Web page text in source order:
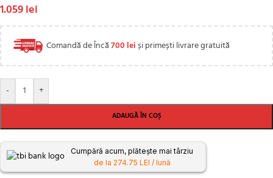
1.059lei
Comandă de Încă700 leiși primești livrare gratuită
- +
ADAUGĂ ÎN COȘ
Cumpără acum, plătește mai târziu
de la 274.75 LEI / lună